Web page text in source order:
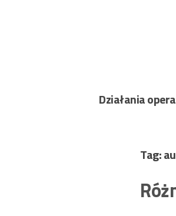
Działania
Tag: